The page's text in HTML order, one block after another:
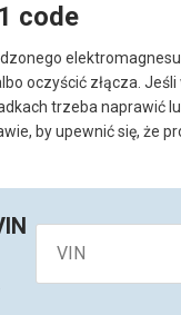
code
oczyścić złącza.
trzeba naprawić
by upewnić się, że